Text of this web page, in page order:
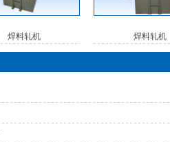
焊料轧机 焊料轧机